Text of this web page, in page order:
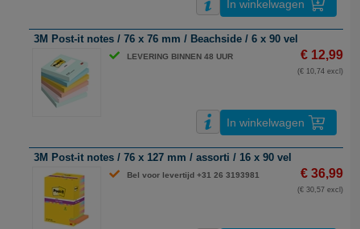
In winkelwagen
3M Post-it notes / 76 x 76 mm / Beachside / 6 x 90 vel
LEVERING BINNEN 48 UUR € 12,99
(€ 10,74 excl)
In winkelwagen
3M Post-it notes / 76 x 127 mm / assorti / 16 x 90 vel
Bel voor levertijd +31 26 3193981 € 36,99
(€ 30,57 excl)